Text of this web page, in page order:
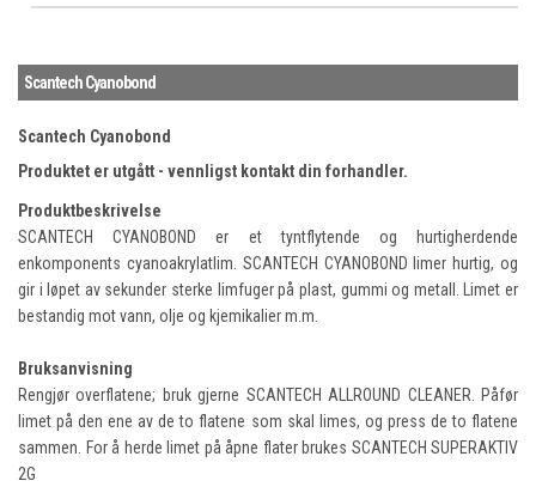
Scantech Cyanobond
Scantech Cyanobond
Produktet er utgått - vennligst kontakt din forhandler.
Produktbeskrivelse
SCANTECH CYANOBOND er et tyntflytende og hurtigherdende
enkomponents cyanoakrylatlim. SCANTECH CYANOBOND limer hurtig, og
gir i løpet av sekunder sterke limfuger på plast, gummi og metall. Limet er
bestandig mot vann, olje og kjemikalier m.m.
Bruksanvisning
Rengjør overflatene; bruk gjerne SCANTECH ALLROUND CLEANER. Påfør
limet på den ene av de to flatene som skal limes, og press de to flatene
sammen. For å herde limet på åpne flater brukes SCANTECH SUPERAKTIV
2G